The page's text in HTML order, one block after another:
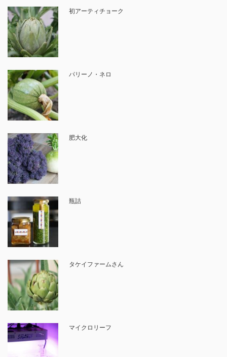
初アーティチョーク
パリーノ・ネロ
肥大化
瓶詰
タケイファームさん
マイクロリーフ